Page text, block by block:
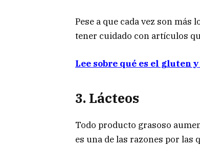
Pese a que cada vez son
tener cuidado con artículos
Lee sobre qué es el gluten
3. Lácteos
Todo producto grasoso
es una de las razones por las